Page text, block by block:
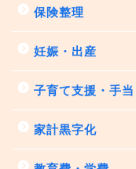
保険整理
妊娠・出産
子育て支援・手当
家計黒字化